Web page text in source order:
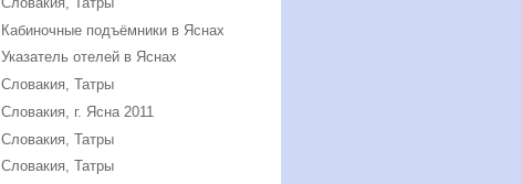
Кабиночные подъёмники в Яснах
Указатель отелей в Яснах
Словакия, Татры
Словакия, г. Ясна 2011
Словакия, Татры
Словакия, Татры